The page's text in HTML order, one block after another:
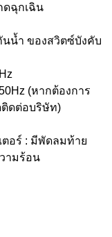
ดฉุกเฉิน
น้ำ ของสวิตซ์บังคับ
(หากต้องการ
ติดต่อบริษัท)
ตอร์ : มีพัดลมท้าย
ามร้อน